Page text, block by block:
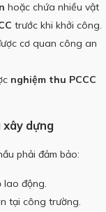
hoặc chứa nhiều vật
trước khi khởi công.
cơ quan công an
nghiệm thu PCCC
xây dựng
phải đảm bảo:
lao động.
tại công trường.